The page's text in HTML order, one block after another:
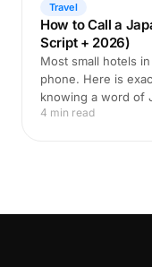
Travel
How to Call a
Script + 2026)
Most small hotels
phone. Here is
knowing a word of
example.
4 min read